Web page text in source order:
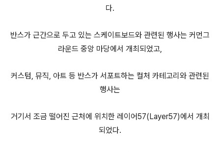
다.
반스가 근간으로 두고 있는 스케이트보드와 관련된 행사는 커먼그
라운드 중앙 마당에서 개최되었고,
커스텀, 뮤직, 아트 등 반스가 서포트하는 컬처 카테고리와 관련된
행사는
거기서 조금 떨어진 근처에 위치한 레이어57(Layer57)에서 개최
되었다.